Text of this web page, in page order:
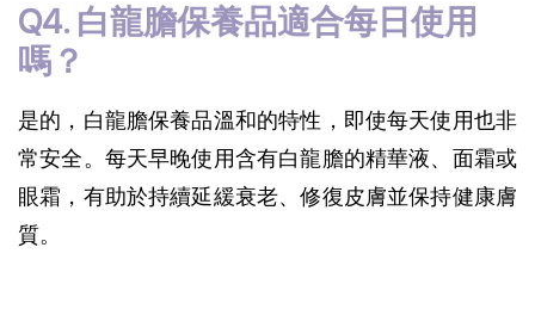
Q4. 白龍膽保養品適合每日使用
嗎？
是的，白龍膽保養品溫和的特性，即使每天使用也非
常安全。每天早晚使用含有白龍膽的精華液、面霜或
眼霜，有助於持續延緩衰老、修復皮膚並保持健康膚
質。